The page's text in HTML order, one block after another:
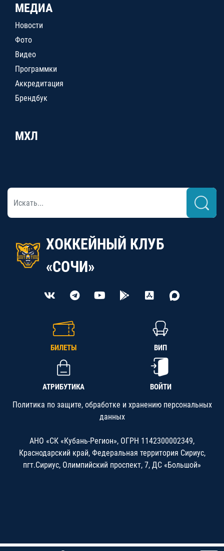
МЕДИА
Новости
Фото
Видео
Программки
Аккредитация
Брендбук
МХЛ
ХОККЕЙНЫЙ КЛУБ
«СОЧИ»
БИЛЕТЫ ВИП
АТРИБУТИКА ВОЙТИ
Политика по защите, обработке и хранению персональных
данных
АНО «СК «Кубань-Регион», ОГРН 1142300002349,
Краснодарский край, Федеральная территория Сириус,
пгт.Сириус, Олимпийский проспект, 7, ДС «Большой»